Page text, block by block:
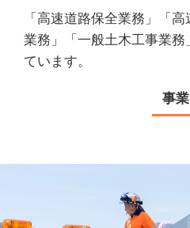
「高速道路保全業務」「
業務」「一般土木工事業務
ています。
事